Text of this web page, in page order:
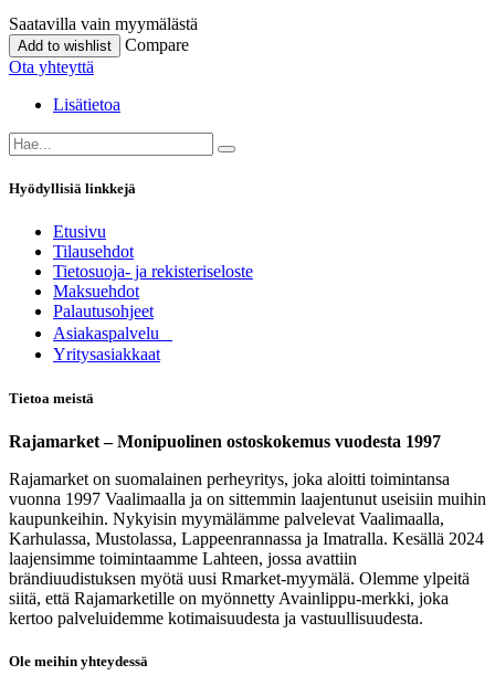
Saatavilla vain myymälästä
Add to wishlist
Compare
Ota yhteyttä
Lisätietoa
Hyödyllisiä linkkejä
Etusivu
Tilausehdot
Tietosuoja- ja rekisteriseloste
Maksuehdot
Palautusohjeet
Asia​k​aspalvelu
​Yritysasiakkaat
Tietoa meistä
Rajamarket – Monipuolinen ostoskokemus vuodesta 1997
Rajamarket on suomalainen perheyritys, joka aloitti toimintansa
vuonna 1997 Vaalimaalla ja on sittemmin laajentunut useisiin muihin
kaupunkeihin. Nykyisin myymälämme palvelevat Vaalimaalla,
Karhulassa, Mustolassa, Lappeenrannassa ja Imatralla. Kesällä 2024
laajensimme toimintaamme Lahteen, jossa avattiin
brändiuudistuksen myötä uusi Rmarket-myymälä. Olemme ylpeitä
siitä, että Rajamarketille on myönnetty Avainlippu-merkki, joka
kertoo palveluidemme kotimaisuudesta ja vastuullisuudesta.
Ole meihin yhteydessä